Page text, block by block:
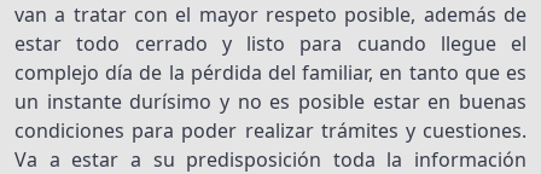
van a tratar con el mayor respeto posible, además de
estar todo cerrado y listo para cuando llegue el
complejo día de la pérdida del familiar, en tanto que es
un instante durísimo y no es posible estar en buenas
condiciones para poder realizar trámites y cuestiones.
Va a estar a su predisposición toda la información